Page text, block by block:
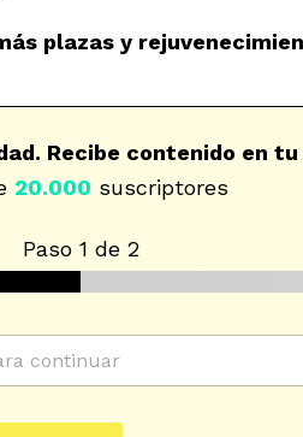
plazas y
Recibe contenido en
20.000 suscriptores
Paso 1 de 2